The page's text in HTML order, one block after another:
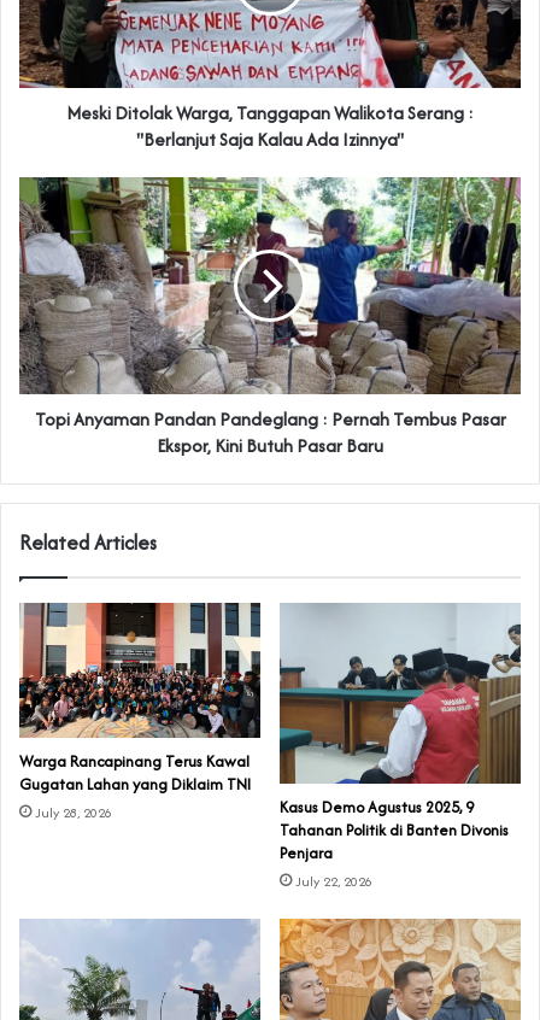
Meski Ditolak Warga, Tanggapan Walikota Serang :
"Berlanjut Saja Kalau Ada Izinnya"
Topi Anyaman Pandan Pandeglang : Pernah Tembus Pasar
Ekspor, Kini Butuh Pasar Baru
Related Articles
‎Warga Rancapinang Terus Kawal
Gugatan Lahan yang Diklaim TNI‎‎
July 28, 2026
‎Kasus Demo Agustus 2025, 9
Tahanan Politik di Banten Divonis
Penjara
July 22, 2026